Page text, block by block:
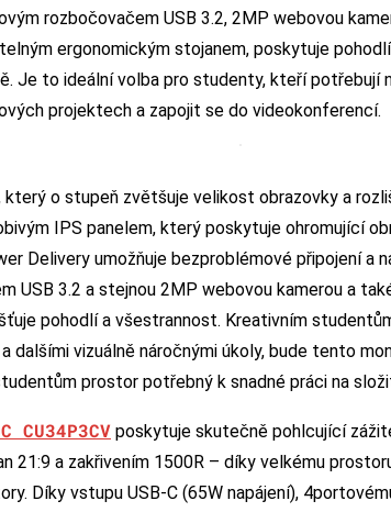
rozbočovačem USB 3.2, 2MP webovou
ergonomickým stojanem, poskytuje
Je to ideální volba pro studenty, kteří potřebují
projektech a zapojit se do videokonferencí.
který o stupeň zvětšuje velikost obrazovky a
IPS panelem, který poskytuje ohromující
Delivery umožňuje bezproblémové připojení a
USB 3.2 a stejnou 2MP webovou kamerou a
pohodlí a všestrannost. Kreativním
dalšími vizuálně náročnými úkoly, bude tento
prostor potřebný k snadné práci na
CU34P3CV poskytuje skutečně pohlcující
21:9 a zakřivením 1500R – díky velkému
Díky vstupu USB-C (65W napájení),